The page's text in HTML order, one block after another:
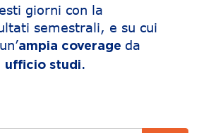
giorni con la
semestrali, e su cui
ampia coverage da
ufficio studi.